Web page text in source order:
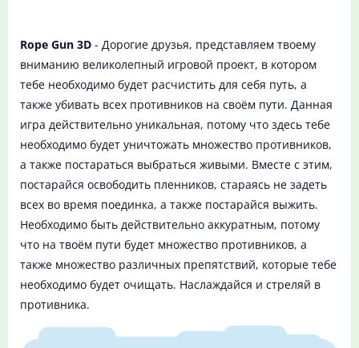
Rope Gun 3D - Дорогие друзья, представляем твоему
вниманию великолепный игровой проект, в котором
тебе необходимо будет расчистить для себя путь, а
также убивать всех противников на своём пути. Данная
игра действительно уникальная, потому что здесь тебе
необходимо будет уничтожать множество противников,
а также постараться выбраться живыми. Вместе с этим,
постарайся освободить пленников, стараясь не задеть
всех во время поединка, а также постарайся выжить.
Необходимо быть действительно аккуратным, потому
что на твоём пути будет множество противников, а
также множество различных препятствий, которые тебе
необходимо будет очищать. Наслаждайся и стреляй в
противника.